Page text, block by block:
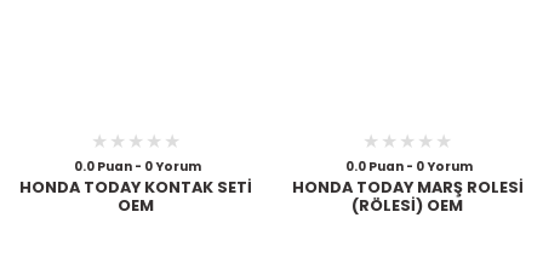
0.0 Puan - 0 Yorum
HONDA TODAY KONTAK SETİ
OEM
0.0 Puan - 0 Yorum
HONDA TODAY MARŞ ROLESİ
(RÖLESİ) OEM